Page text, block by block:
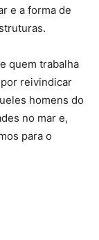
e a forma de
quem trabalha
reivindicar
homens do
no mar e,
para o